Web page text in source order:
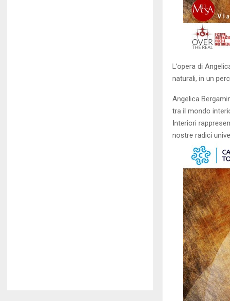
L’opera di
naturali, in un
Angelica
tra il mondo
Interiori
nostre radici